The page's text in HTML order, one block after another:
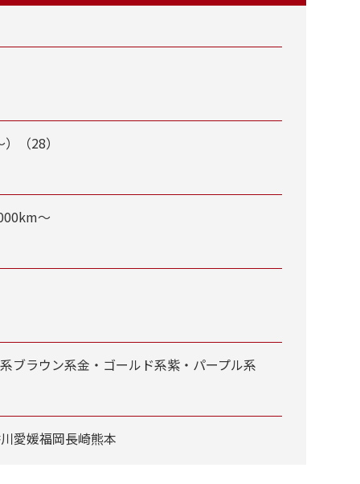
（28）
～
ブラウン系金・ゴールド系紫・パープル系
愛媛福岡長崎熊本